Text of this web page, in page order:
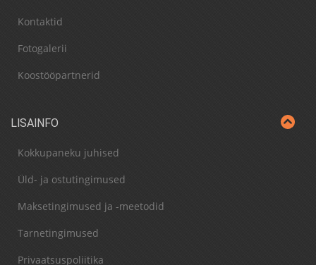
Kontaktid
Fotogalerii
Koostööpartnerid
LISAINFO
Kokkupaneku juhised
Üld- ja ostutingimused
Maksetingimused ja -meetodid
Tarnetingimused
Privaatsuspoliitika